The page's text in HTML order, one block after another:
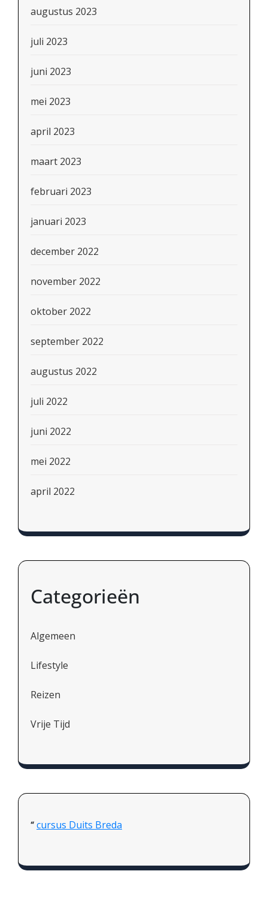
augustus 2023
juli 2023
juni 2023
mei 2023
april 2023
maart 2023
februari 2023
januari 2023
december 2022
november 2022
oktober 2022
september 2022
augustus 2022
juli 2022
juni 2022
mei 2022
april 2022
Categorieën
Algemeen
Lifestyle
Reizen
Vrije Tijd
cursus Duits Breda